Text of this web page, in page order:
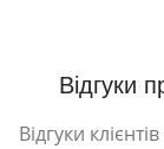
Відгуки
Відгуки